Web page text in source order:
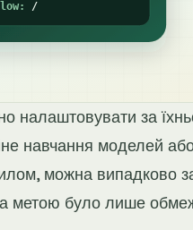
налаштовувати за
навчання моделей
можна випадково
було лише